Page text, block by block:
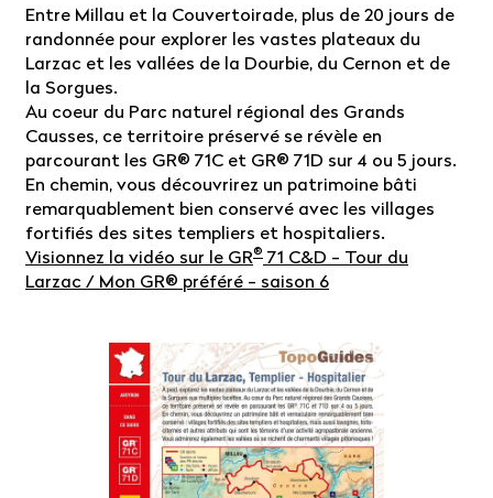
Entre Millau et la Couvertoirade, plus de 20 jours de
randonnée pour explorer les vastes plateaux du
Larzac et les vallées de la Dourbie, du Cernon et de
la Sorgues.
Au coeur du Parc naturel régional des Grands
Causses, ce territoire préservé se révèle en
parcourant les GR® 71C et GR® 71D sur 4 ou 5 jours.
En chemin, vous découvrirez un patrimoine bâti
remarquablement bien conservé avec les villages
fortifiés des sites templiers et hospitaliers.
Visionnez la vidéo sur le GR® 71 C&D - Tour du
Larzac / Mon GR® préféré - saison 6